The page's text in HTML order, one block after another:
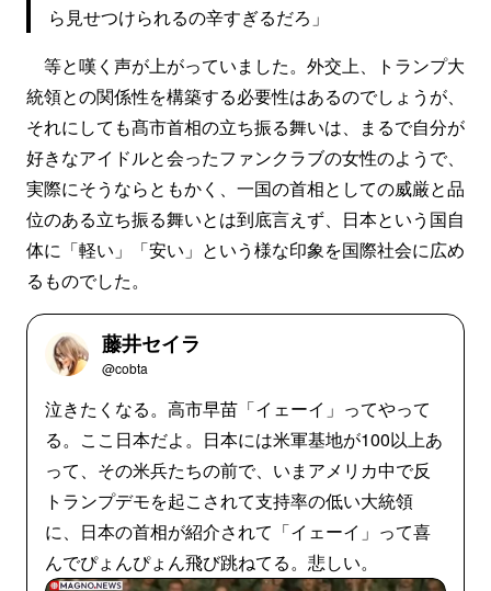
ら見せつけられるの辛すぎるだろ」
等と嘆く声が上がっていました。外交上、トランプ大
統領との関係性を構築する必要性はあるのでしょうが、
それにしても髙市首相の立ち振る舞いは、まるで自分が
好きなアイドルと会ったファンクラブの女性のようで、
実際にそうならともかく、一国の首相としての威厳と品
位のある立ち振る舞いとは到底言えず、日本という国自
体に「軽い」「安い」という様な印象を国際社会に広め
るものでした。
藤井セイラ
@cobta
泣きたくなる。高市早苗「イェーイ」ってやって
る。ここ日本だよ。日本には米軍基地が100以上あ
って、その米兵たちの前で、いまアメリカ中で反
トランプデモを起こされて支持率の低い大統領
に、日本の首相が紹介されて「イェーイ」って喜
んでぴょんぴょん飛び跳ねてる。悲しい。